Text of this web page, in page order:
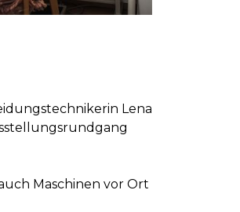
Lena
Maschinen vor Ort